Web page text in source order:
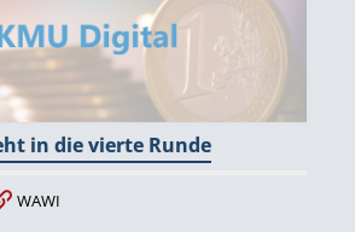
in die vierte Runde
WAWI